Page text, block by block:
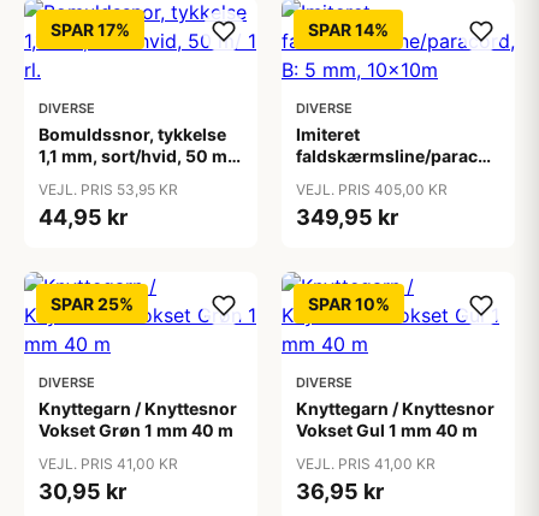
SPAR 17%
DIVERSE
Bomuldssnor, tykkelse
1,1 mm, sort/hvid, 50 m/
VEJL. PRIS 53,95 KR
44,95 kr
SPAR 14%
DIVERSE
Imiteret
faldskærmsline/paracord,
VEJL. PRIS 405,00 KR
349,95 kr
SPAR 25%
DIVERSE
Knyttegarn / Knyttesnor
Vokset Grøn 1 mm 40 m
VEJL. PRIS 41,00 KR
30,95 kr
SPAR 10%
DIVERSE
Knyttegarn / Knyttesnor
Vokset Gul 1 mm 40 m
VEJL. PRIS 41,00 KR
36,95 kr